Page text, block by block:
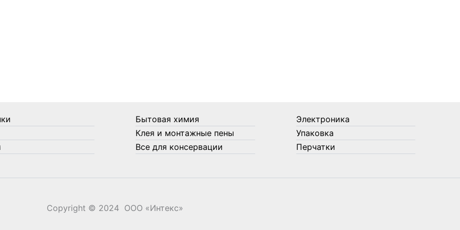
Бытовая химия
Клея и монтажные пены
Все для консервации
Электроника
Упаковка
Перчатки
Copyright © 2024 ООО «‎Интекс»‎